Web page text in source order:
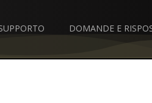
DOMANDE E